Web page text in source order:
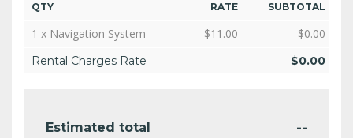
QTY RATE SUBTOTAL
1 x Navigation System $11.00 $0.00
Rental Charges Rate $0.00
Estimated total --